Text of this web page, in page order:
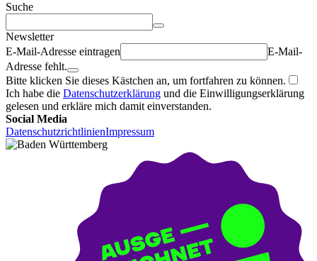
Suche
Newsletter
E-Mail-Adresse eintragen
E-Mail-
Adresse fehlt.
Bitte klicken Sie dieses Kästchen an, um fortfahren zu können.
Ich habe die Datenschutzerklärung und die Einwilligungserklärung
gelesen und erkläre mich damit einverstanden.
Social Media
DatenschutzrichtlinienImpressum